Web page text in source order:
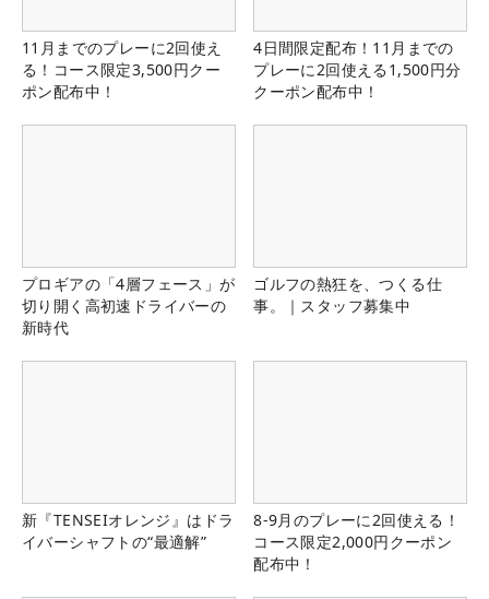
11月までのプレーに2回使え
る！コース限定3,500円クー
ポン配布中！
4日間限定配布！11月までの
プレーに2回使える1,500円分
クーポン配布中！
プロギアの「4層フェース」が
切り開く高初速ドライバーの
新時代
ゴルフの熱狂を、つくる仕
事。｜スタッフ募集中
新『TENSEIオレンジ』はドラ
イバーシャフトの“最適解”
8-9月のプレーに2回使える！
コース限定2,000円クーポン
配布中！